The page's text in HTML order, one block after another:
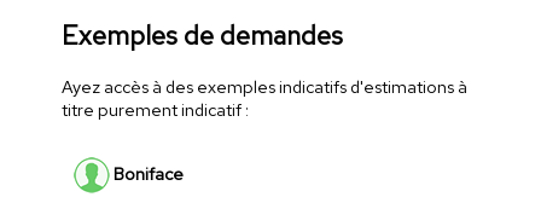
Exemples de demandes
Ayez accès à des exemples indicatifs d'estimations à
titre purement indicatif :
Boniface